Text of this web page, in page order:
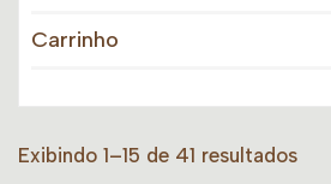
Carrinho
Exibindo 1–15 de 41 resultados